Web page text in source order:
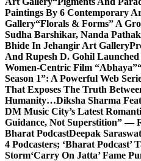
Paintings By 6 Contemporary
Gallery“Florals & Forms” A
Sudha Barshikar, Nanda
Bhide In Jehangir Art Gallery
And Rupesh D. Gohil
Women-Centric Film “Abhaya”
Season 1”: A Powerful Web
That Exposes The Truth
Humanity…Diksha Sharma
DM Music City’s Latest
Guidance, Not Superstition” —
Bharat PodcastDeepak
4 Podcasters; ‘Bharat Podcast’
Storm‘Carry On Jatta’ Fame